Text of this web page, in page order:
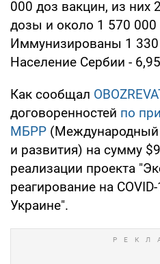
000 доз вакцин, из них
дозы и около 1 570
Иммунизированы 1 330
Население Сербии -
Как сообщал
договоренностей по
МБРР (Международный
и развития) на сумму
реализации проекта
реагирование на
Украине".